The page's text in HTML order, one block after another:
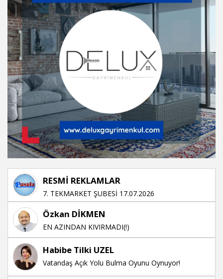
RESMİ REKLAMLAR
7. TEKMARKET ŞUBESİ 17.07.2026
Özkan DİKMEN
EN AZINDAN KIVIRMADI(!)
Habibe Tilki UZEL
Vatandaş Açık Yolu Bulma Oyunu Oynuyor!